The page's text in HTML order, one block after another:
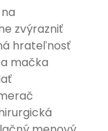
zvýrazniť
hrateľnosť
mačka